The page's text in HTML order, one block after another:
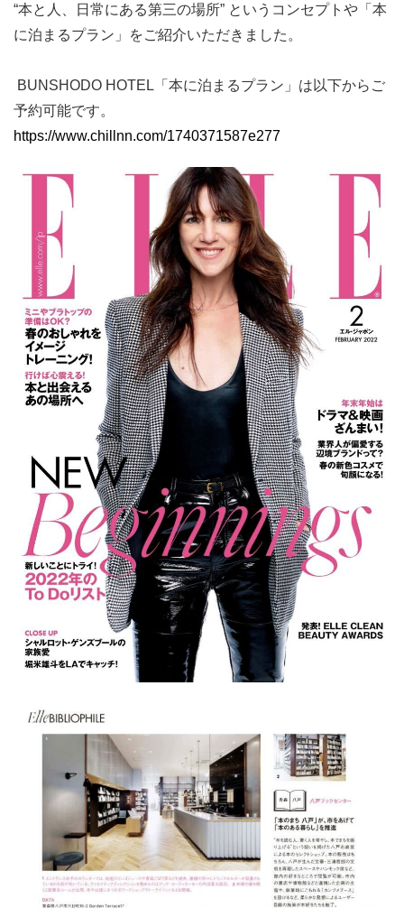
“本と人、日常にある第三の場所” というコンセプトや「本
に泊まるプラン」をご紹介いただきました。
BUNSHODO HOTEL「本に泊まるプラン」は以下からご
予約可能です。
https://www.chillnn.com/1740371587e277